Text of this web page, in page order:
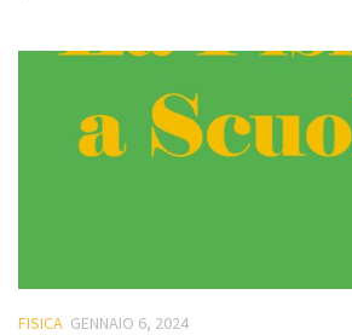
FISICA GENNAIO 6, 2024